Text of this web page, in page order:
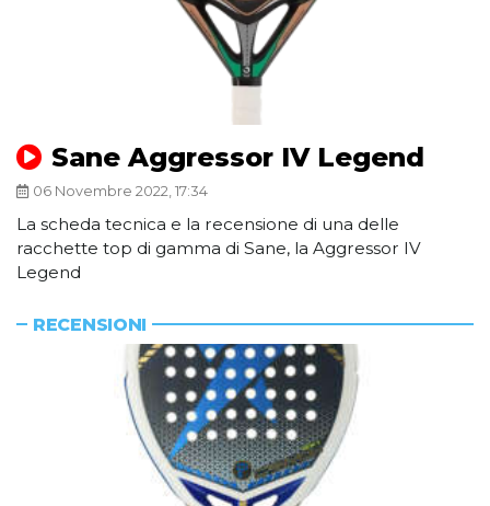
Sane Aggressor IV Legend
06 Novembre 2022, 17:34
La scheda tecnica e la recensione di una delle
racchette top di gamma di Sane, la Aggressor IV
Legend
RECENSIONI